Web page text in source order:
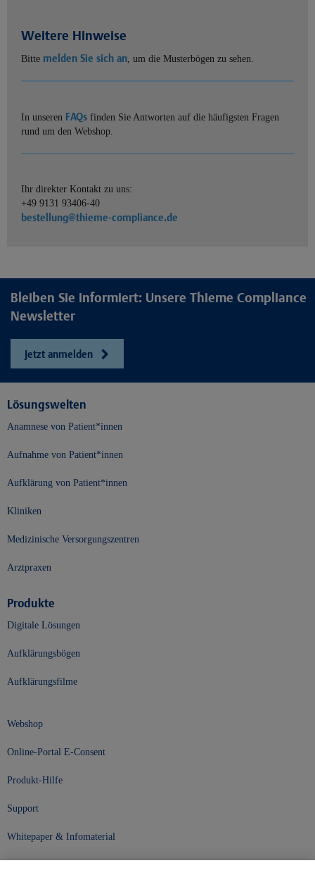
Weitere Hinweise
Bitte melden Sie sich an, um die Musterbögen zu sehen.
In unseren FAQs finden Sie Antworten auf die häufigsten Fragen
rund um den Webshop.
Ihr direkter Kontakt zu uns:
+49 9131 93406-40
bestellung@thieme-compliance.de
Bleiben Sie informiert: Unsere Thieme Compliance
Newsletter
Jetzt anmelden
Lösungswelten
Anamnese von Patient*innen
Aufnahme von Patient*innen
Aufklärung von Patient*innen
Kliniken
Medizinische Versorgungszentren
Arztpraxen
Produkte
Digitale Lösungen
Aufklärungsbögen
Aufklärungsfilme
Webshop
Online-Portal E-Consent
Produkt-Hilfe
Support
Whitepaper & Infomaterial